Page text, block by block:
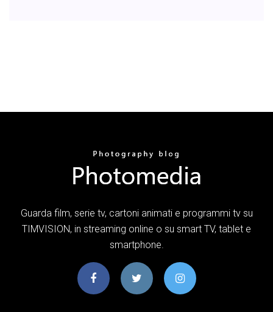
Guarda film, serie tv, cartoni animati e programmi tv su
TIMVISION, in streaming online o su smart TV, tablet e
smartphone.